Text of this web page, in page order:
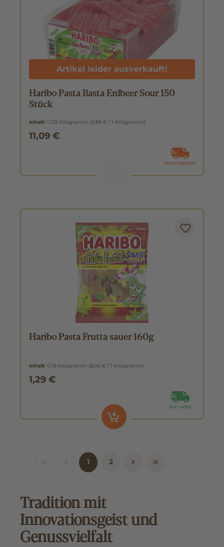
Artikel leider ausverkauft!
Haribo Pasta Basta Erdbeer Sour 150
Stück
Inhalt: 1.125 Kilogramm (9,86 € / 1 Kilogramm)
11,09 €
Haribo Pasta Frutta sauer 160g
Inhalt: 0.16 Kilogramm (8,06 € / 1 Kilogramm)
1,29 €
1 2
Tradition mit
Innovationsgeist und
Genussvielfalt